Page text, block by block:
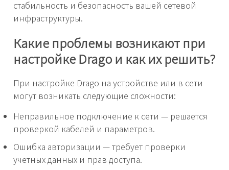
стабильность и безопасность вашей сетевой
инфраструктуры.
Какие проблемы возникают при
настройке Drago и как их решить?
При настройке Drago на устройстве или в сети
могут возникать следующие сложности:
Неправильное подключение к сети — решается
проверкой кабелей и параметров.
Ошибка авторизации — требует проверки
учетных данных и прав доступа.